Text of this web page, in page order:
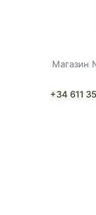
Магазин
+34 611